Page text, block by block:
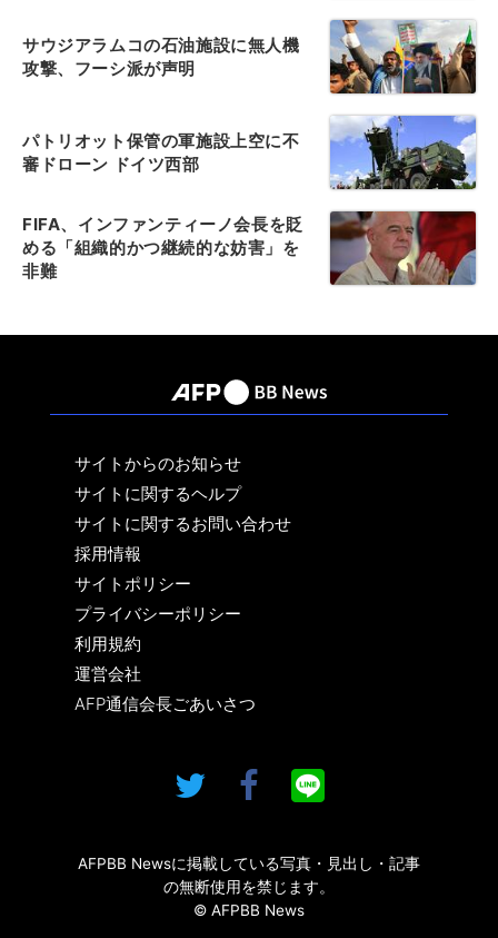
サウジアラムコの石油施設に無人機
攻撃、フーシ派が声明
パトリオット保管の軍施設上空に不
審ドローン ドイツ西部
FIFA、インファンティーノ会長を貶
める「組織的かつ継続的な妨害」を
非難
サイトからのお知らせ
サイトに関するヘルプ
サイトに関するお問い合わせ
採用情報
サイトポリシー
プライバシーポリシー
利用規約
運営会社
AFP通信会長ごあいさつ
AFPBB Newsに掲載している写真・見出し・記事
の無断使用を禁じます。
© AFPBB News